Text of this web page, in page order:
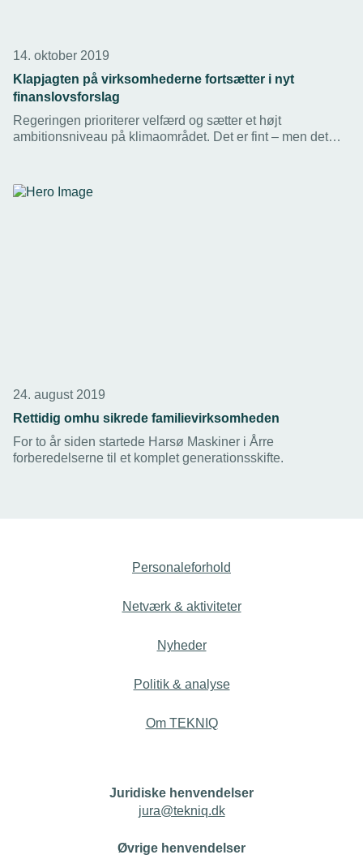
14. oktober 2019
Klapjagten på virksomhederne fortsætter i nyt
finanslovsforslag
Regeringen prioriterer velfærd og sætter et højt
ambitionsniveau på klimaområdet. Det er fint – men det
24. august 2019
Rettidig omhu sikrede familievirksomheden
For to år siden startede Harsø Maskiner i Årre
forberedelserne til et komplet generationsskifte.
Personaleforhold
Netværk & aktiviteter
Nyheder
Politik & analyse
Om TEKNIQ
Juridiske henvendelser
jura@tekniq.dk
Øvrige henvendelser